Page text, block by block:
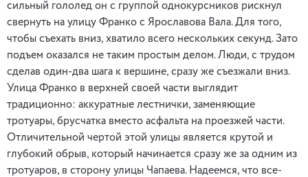
сильный гололед он с группой однокурсников рискнул
свернуть на улицу Франко с Ярославова Вала. Для того,
чтобы съехать вниз, хватило всего нескольких секунд. Зато
подъем оказался не таким простым делом. Люди, с трудом
сделав один-два шага к вершине, сразу же съезжали вниз.
Улица Франко в верхней своей части выглядит
традиционно: аккуратные лестнички, заменяющие
тротуары, брусчатка вместо асфальта на проезжей части.
Отличительной чертой этой улицы является крутой и
глубокий обрыв, который начинается сразу же за одним из
тротуаров, в сторону улицы Чапаева. Надеемся, что все-